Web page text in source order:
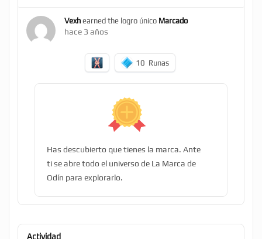
Vexh earned the logro único Marcado
hace 3 años
10 Runas
Has descubierto que tienes la marca. Ante
ti se abre todo el universo de La Marca de
Odín para explorarlo.
Actividad